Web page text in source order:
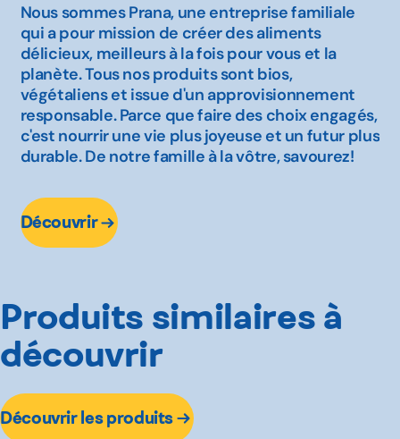
Nous sommes Prana, une entreprise familiale
qui a pour mission de créer des aliments
délicieux, meilleurs à la fois pour vous et la
planète. Tous nos produits sont bios,
végétaliens et issue d'un approvisionnement
responsable. Parce que faire des choix engagés,
c'est nourrir une vie plus joyeuse et un futur plus
durable. De notre famille à la vôtre, savourez!
Découvrir
Produits similaires à
découvrir
Découvrir les produits